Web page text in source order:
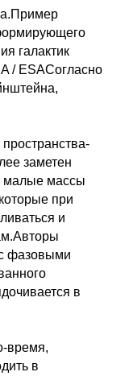
галактик
/ ESAСогласно
заметен
малые массы
при
и
фазовыми
в
время,
в